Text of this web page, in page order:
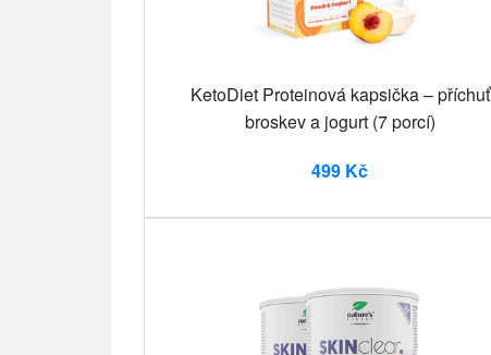
KetoDiet Proteinová kapsička – příchuť
broskev a jogurt (7 porcí)
499 Kč